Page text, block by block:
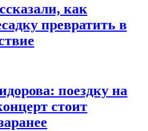
как
превратить в
поездку на
стоит